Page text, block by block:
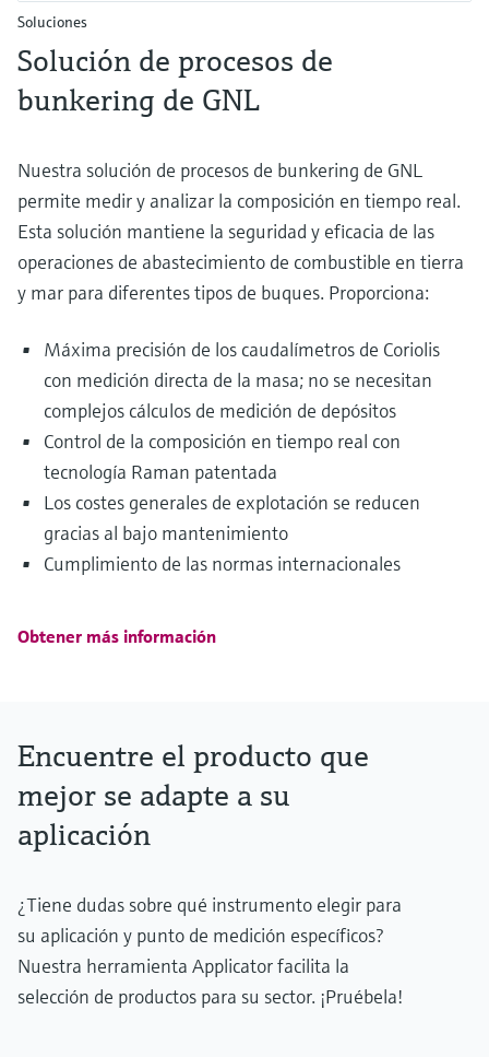
Soluciones
Solución de procesos de
bunkering de GNL
Nuestra solución de procesos de bunkering de GNL
permite medir y analizar la composición en tiempo real.
Esta solución mantiene la seguridad y eficacia de las
operaciones de abastecimiento de combustible en tierra
y mar para diferentes tipos de buques. Proporciona:
Máxima precisión de los caudalímetros de Coriolis
con medición directa de la masa; no se necesitan
complejos cálculos de medición de depósitos
Control de la composición en tiempo real con
tecnología Raman patentada
Los costes generales de explotación se reducen
gracias al bajo mantenimiento
Cumplimiento de las normas internacionales
Obtener más información
Encuentre el producto que
mejor se adapte a su
aplicación
¿Tiene dudas sobre qué instrumento elegir para
su aplicación y punto de medición específicos?
Nuestra herramienta Applicator facilita la
selección de productos para su sector. ¡Pruébela!